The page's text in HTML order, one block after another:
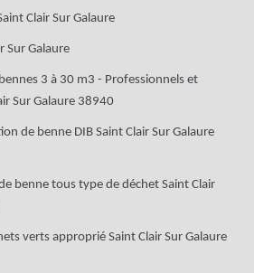
Clair Sur Galaure
Sur Galaure
3 à 30 m3 - Professionnels et
Sur Galaure 38940
de benne DIB Saint Clair Sur Galaure
benne tous type de déchet Saint Clair
verts approprié Saint Clair Sur Galaure